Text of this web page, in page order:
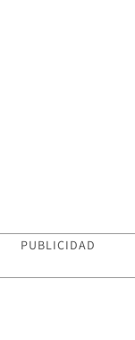
PUBLICIDAD